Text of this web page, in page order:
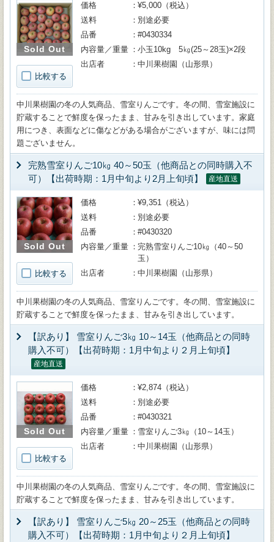
Sold Out
比較する
価格
¥5,000（税込）
送料
別途必要
品番
#0430334
内容量／重量
小玉10kg 5㎏(25～28玉)×2段
出店者
中川果樹園（山形県）
中川果樹園の冬の人気商品、雪室りんごです。冬の間、雪室施設に
貯蔵することで鮮度を保ったまま、甘みを引き出しています。家庭
用につき、表面などに傷などがある場合がございますが、味には問
題ございません。
完熟雪室りんご10㎏ 40～50玉（他商品との同時購入不
可）【出荷時期：1月中旬より2月上旬頃】
産地直送
Sold Out
比較する
価格
¥9,351（税込）
送料
別途必要
品番
#0430320
内容量／重量
完熟雪室りんご10㎏（40～50
玉）
出店者
中川果樹園（山形県）
中川果樹園の冬の人気商品、雪室りんごです。冬の間、雪室施設に
貯蔵することで鮮度を保ったまま、甘みを引き出しています。
【訳あり】 雪室りんご3㎏ 10～14玉（他商品との同時
購入不可）【出荷時期：1月中旬より２月上旬頃】
産地直送
Sold Out
比較する
価格
¥2,874（税込）
送料
別途必要
品番
#0430321
内容量／重量
雪室りんご3㎏（10～14玉）
出店者
中川果樹園（山形県）
中川果樹園の冬の人気商品、雪室りんごです。冬の間、雪室施設に
貯蔵することで鮮度を保ったまま、甘みを引き出しています。
【訳あり】 雪室りんご5㎏ 20～25玉（他商品との同時
購入不可）【出荷時期：1月中旬より２月上旬頃】